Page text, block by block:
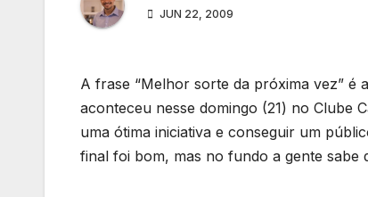
JUN 22, 2009
A frase “Melhor sorte da próxima vez” é
aconteceu nesse domingo (21) no Clube
uma ótima iniciativa e conseguir um
final foi bom, mas no fundo a gente sabe